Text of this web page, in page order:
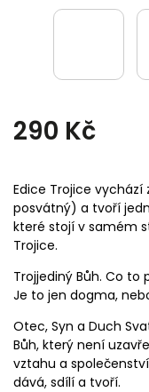
290 Kč
Edice Trojice vychází
posvátný) a tvoří
které stojí v samém
Trojice.
Trojjediný Bůh. Co to
Je to jen dogma,
Otec, Syn a Duch
Bůh, který není
vztahu a
dává, sdílí a tvoří.